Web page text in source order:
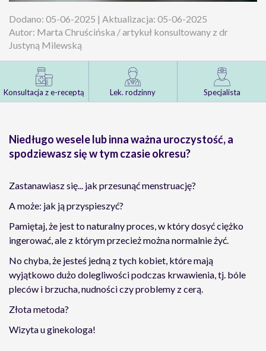
Dodano: 05-06-2025 | Aktualizacja: 05-06-2025
Autor: Marta Chruścińska / artykuł konsultowany z dr
Justyną Milewską
Konsultacja z e-receptą Lek. rodzinny Specjalista
Niedługo wesele lub inna ważna uroczystość, a
spodziewasz się w tym czasie okresu?
Zastanawiasz się... jak przesunąć menstruację?
A może: jak ją przyspieszyć?
Pamiętaj, że jest to naturalny proces, w który dosyć ciężko
ingerować, ale z którym przecież można normalnie żyć.
No chyba, że jesteś jedną z tych kobiet, które mają
wyjątkowo dużo dolegliwości podczas krwawienia, tj. bóle
pleców i brzucha, nudności czy problemy z cerą.
Złota metoda?
Wizyta u ginekologa!